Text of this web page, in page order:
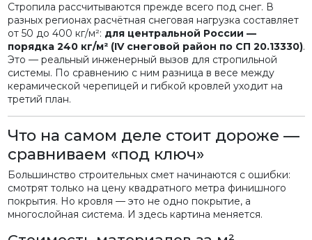
Стропила рассчитываются прежде всего под снег. В
разных регионах расчётная снеговая нагрузка составляет
от 50 до 400 кг/м²: для центральной России —
порядка 240 кг/м² (IV снеговой район по СП 20.13330).
Это — реальный инженерный вызов для стропильной
системы. По сравнению с ним разница в весе между
керамической черепицей и гибкой кровлей уходит на
третий план.
Что на самом деле стоит дороже —
сравниваем «под ключ»
Большинство строительных смет начинаются с ошибки:
смотрят только на цену квадратного метра финишного
покрытия. Но кровля — это не одно покрытие, а
многослойная система. И здесь картина меняется.